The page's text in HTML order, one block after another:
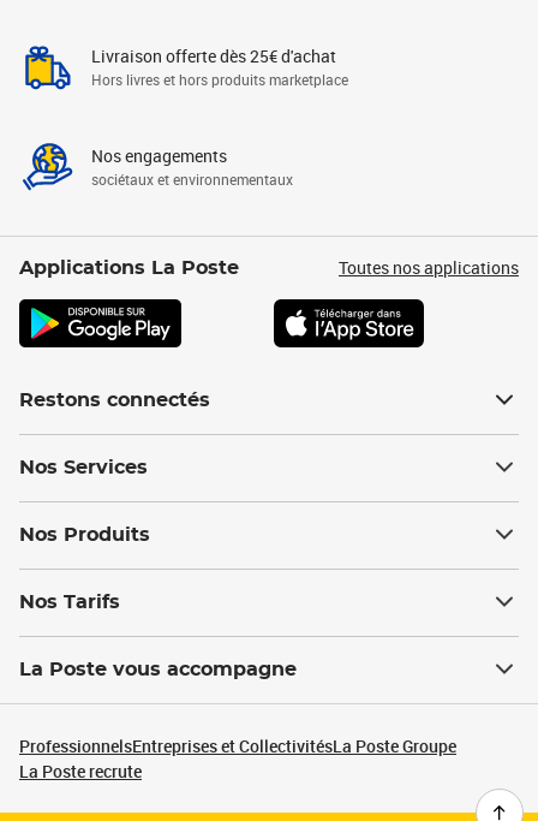
Livraison offerte dès 25€ d'achat
Hors livres et hors produits marketplace
Nos engagements
sociétaux et environnementaux
Applications La Poste Toutes nos applications
Restons connectés
Nos Services
Nos Produits
Nos Tarifs
La Poste vous accompagne
ProfessionnelsEntreprises et CollectivitésLa Poste Groupe
La Poste recrute